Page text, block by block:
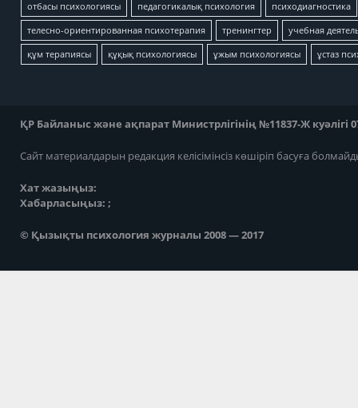
отбасы психологиясы педагогикалық психология психодиагностика
телесно-ориентированная психотерапия тренингтер учебная
құм терапиясы құқық психологиясы ұжым психологиясы ұстаз
ҚР Байланыс және ақпарат Министрлігінің №11837-Ж куәлігі
Сайт материалдарын редакция келісімінсіз көшіріп басуға
Хат жазыңыз:
Хабарласыңыз: ;
© Қызықты психология журналы 2008 — 2017